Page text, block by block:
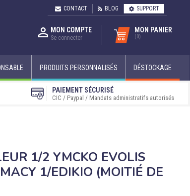
CONTACT BLOG SUPPORT
 MON COMPTE
Se connecter
MON PANIER
(0)
PRODUITS PERSONNALISÉS DÉSTOCKAGE
PAIEMENT SÉCURISÉ
CIC / Paypal / Mandats administratifs autorisés
1/2 YMCKO EVOLIS
1/EDIKIO (MOITIÉ DE